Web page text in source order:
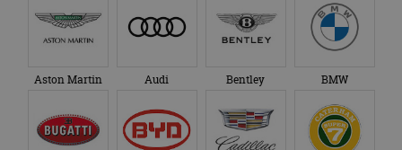
Aston Martin Audi Bentley BMW